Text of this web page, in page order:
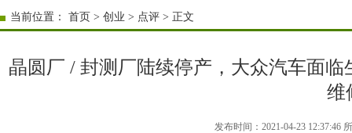
当前位置： 首页 > 创业 > 点评 > 正文
晶圆厂 / 封测厂陆续停产，大众汽车面
维
发布时间：2021-04-23 12:37:46